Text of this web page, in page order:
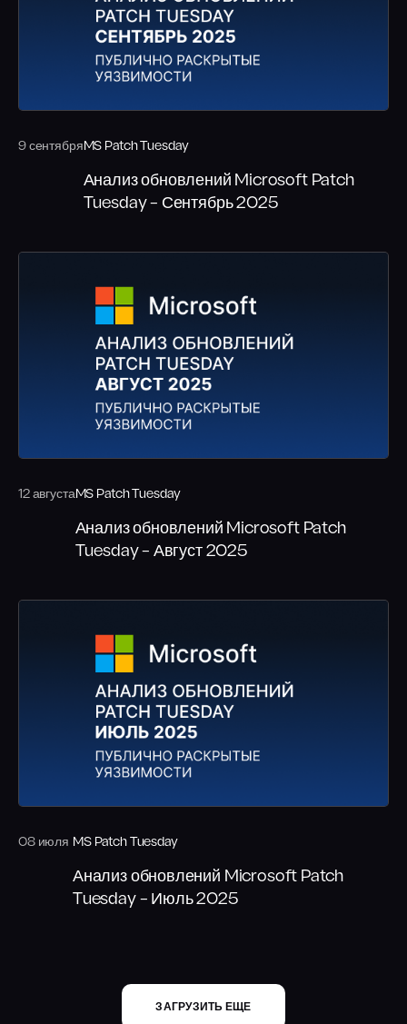
9 сентября MS Patch Tuesday
Анализ обновлений Microsoft Patch
Tuesday – Сентябрь 2025
12 августаMS Patch Tuesday
Анализ обновлений Microsoft Patch
Tuesday – Август 2025
08 июля MS Patch Tuesday
Анализ обновлений Microsoft Patch
Tuesday – Июль 2025
ЗАГРУЗИТЬ ЕЩЕ